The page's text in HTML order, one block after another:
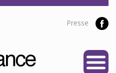
Presse